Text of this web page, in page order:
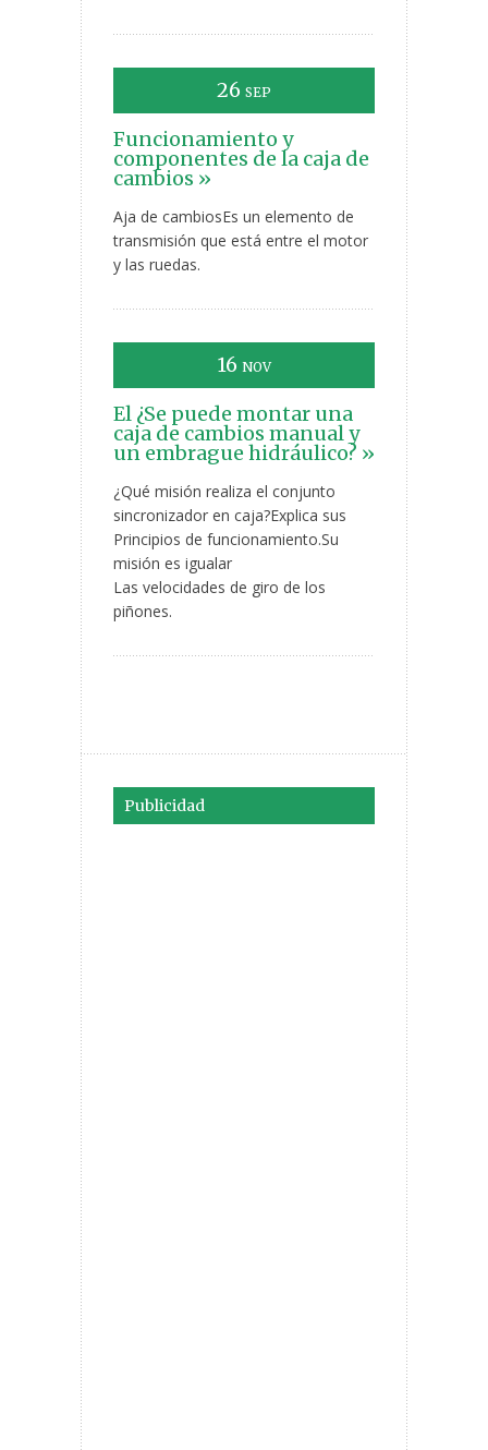
26 SEP
Funcionamiento y
componentes de la caja de
cambios »
Aja de cambiosEs un elemento de
transmisión que está entre el motor
y las ruedas.
16 NOV
El ¿Se puede montar una
caja de cambios manual y
un embrague hidráulico? »
¿Qué misión realiza el conjunto
sincronizador en caja?Explica sus
Principios de funcionamiento.Su
misión es igualar
Las velocidades de giro de los
piñones.
Publicidad